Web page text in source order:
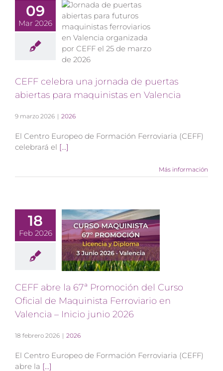
09
Mar 2026
CEFF celebra una
abiertas para
Valencia
CEFF celebra una jornada de puertas
abiertas para maquinistas en Valencia
9 marzo 2026 | 2026
El Centro Europeo de Formación Ferroviaria (CEFF)
celebrará el [...]
Más información
18
Feb 2026
Curso Oficial de
Maquinista
Ferroviario en
Valencia – Inicio
junio 2026
CEFF abre la 67ª Promoción del Curso
Oficial de Maquinista Ferroviario en
Valencia – Inicio junio 2026
18 febrero 2026 | 2026
El Centro Europeo de Formación Ferroviaria (CEFF)
abre la [...]